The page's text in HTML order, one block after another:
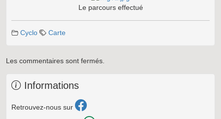
Le parcours effectué
Cyclo Carte
Les commentaires sont fermés.
Informations
Retrouvez-nous sur